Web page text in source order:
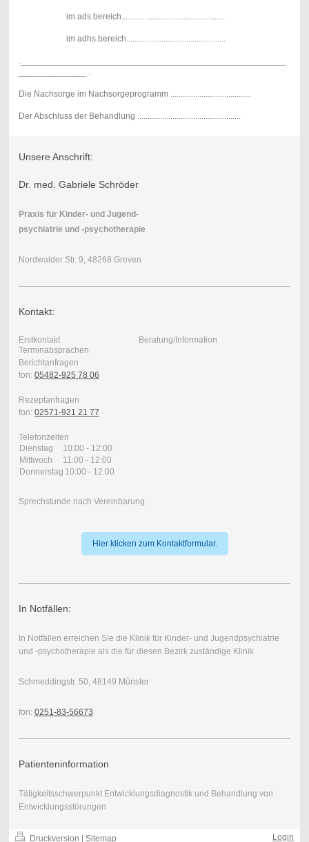
im ads.bereich..................................................
im adhs.bereich................................................
._______________________________________________________
______________ .
Die Nachsorge im Nachsorgeprogramm .......................................
Der Abschluss der Behandlung ..................................................
Unsere Anschrift:
Dr. med. Gabriele Schröder
Praxis für Kinder- und Jugend-
psychiatrie und -psychotherapie
Nordwalder Str. 9, 48268 Greven
Kontakt:
ErstkontaktBeratung/Information
Terminabsprachen
Berichtanfragen
fon: 05482-925 78 06
Rezeptanfragen
fon: 02571-921 21 77
Telefonzeiten
Dienstag
10:00 - 12:00
Mittwoch
11:00 - 12:00
Donnerstag 10:00 - 12:00
Sprechstunde nach Vereinbarung.
Hier klicken zum Kontaktformular.
In Notfällen:
In Notfällen erreichen Sie die Klinik für Kinder- und Jugendpsychiatrie
und -psychotherapie als die für diesen Bezirk zuständige Klinik
Schmeddingstr. 50, 48149 Münster
fon: 0251-83-56673
Patienteninformation
Tätigkeitsschwerpunkt Entwicklungsdiagnostik und Behandlung von
Entwicklungsstörungen
Druckversion | Sitemap Login